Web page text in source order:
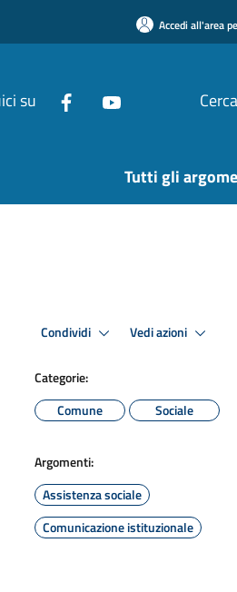
Accedi all'area
su Cerca
Tutti gli
Condividi Vedi azioni
Categorie:
Comune
Sociale
Argomenti:
Assistenza sociale
Comunicazione istituzionale